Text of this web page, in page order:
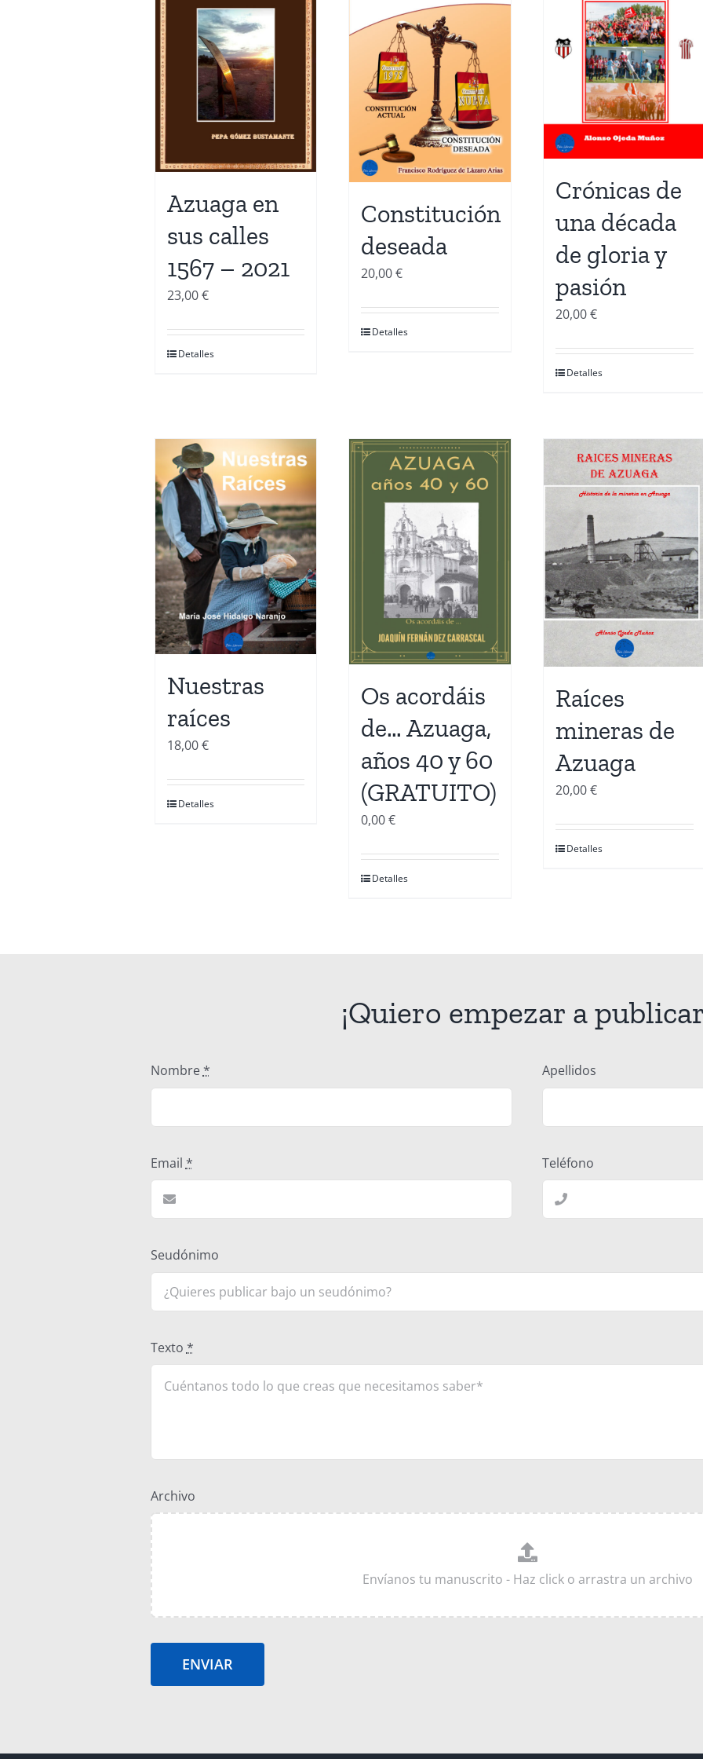
Azuaga en
sus calles
1567 – 2021
23,00€
Detalles
Constitución
deseada
20,00€
Detalles
Crónicas de
una década
de gloria y
pasión
20,00€
Detalles
Nuestras
raíces
18,00€
Detalles
Os acordáis
de… Azuaga,
años 40 y 60
(GRATUITO)
0,00€
Detalles
Raíces
mineras de
Azuaga
20,00€
Detalles
¡Quiero empezar a
Nombre *
Email *
Apellidos
Teléfono
Seudónimo
Texto *
Archivo
ENVIAR